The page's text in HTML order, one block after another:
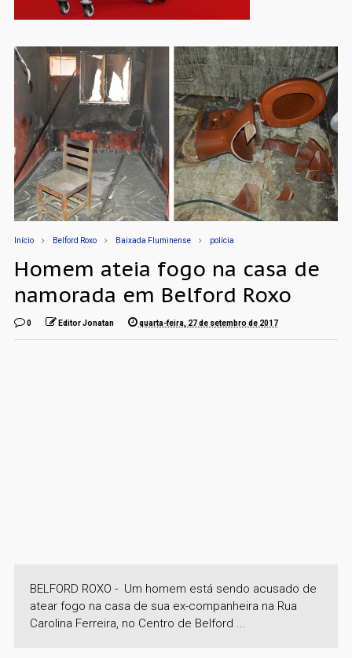
Início Belford Roxo Baixada Fluminense polícia
Homem ateia fogo na casa de
namorada em Belford Roxo
0 Editor Jonatan quarta-feira, 27 de setembro de 2017
BELFORD ROXO - Um homem está sendo acusado de
atear fogo na casa de sua ex-companheira na Rua
Carolina Ferreira, no Centro de Belford ...